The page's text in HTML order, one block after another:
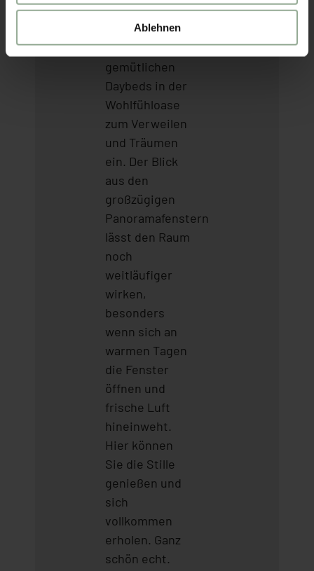
Ablehnen
genossen
haben, laden
die
gemütlichen
Daybeds in der
Wohlfühloase
zum Verweilen
und Träumen
ein. Der Blick
aus den
großzügigen
Panoramafenstern
lässt den Raum
noch
weitläufiger
wirken,
besonders
wenn sich an
warmen Tagen
die Fenster
öffnen und
frische Luft
hineinweht.
Hier können
Sie die Stille
genießen und
sich
vollkommen
erholen. Ganz
schön echt.